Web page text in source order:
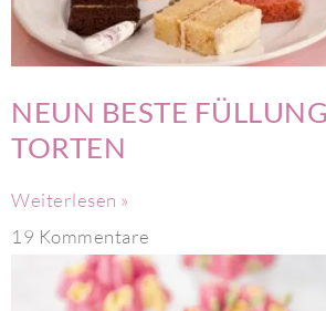
NEUN BESTE
TORTEN
Weiterlesen »
19 Kommentare